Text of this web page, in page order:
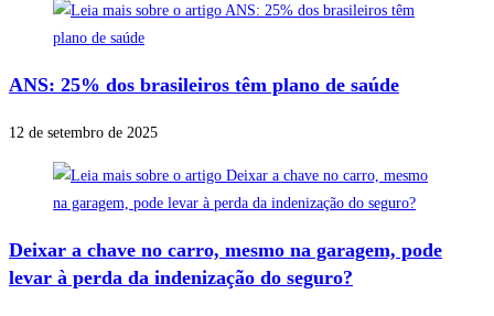
ANS: 25% dos brasileiros têm plano de saúde
12 de setembro de 2025
Deixar a chave no carro, mesmo na garagem, pode
levar à perda da indenização do seguro?